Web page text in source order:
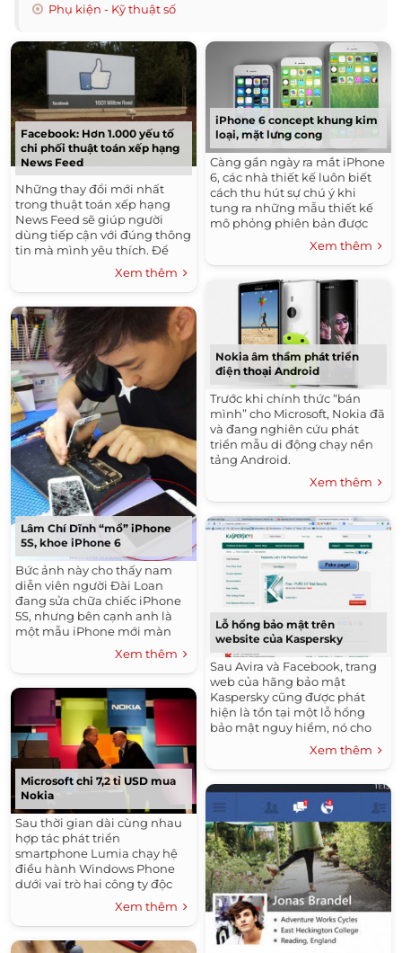
Phụ kiện - Kỹ thuật số
Facebook: Hơn 1.000 yếu tố
chi phối thuật toán xếp hạng
News Feed
Những thay đổi mới nhất
trong thuật toán xếp hạng
News Feed sẽ giúp người
dùng tiếp cận với đúng thông
tin mà mình yêu thích. Để
làm được điều này, thuật toán
sử dụng tới hơn 1.000 yếu tố
khác nhau.
Xem thêm
Lâm Chí Dĩnh “mổ” iPhone
5S, khoe iPhone 6
Bức ảnh này cho thấy nam
diễn viên người Đài Loan
đang sửa chữa chiếc iPhone
5S, nhưng bên cạnh anh là
một mẫu iPhone mới màn
Xem thêm
Microsoft chi 7,2 tỉ USD mua
Nokia
Sau thời gian dài cùng nhau
hợp tác phát triển
smartphone Lumia chạy hệ
điều hành Windows Phone
dưới vai trò hai công ty độc
lập, mới đây hãng Microsoft
đã quyết định chi 7,2 tỉ USD
để mua lại bộ phận thiết bị
của Nokia.
Xem thêm
iPhone 6 concept khung kim
loại, mặt lưng cong
Càng gần ngày ra mắt iPhone
6, các nhà thiết kế luôn biết
cách thu hút sự chú ý khi
tung ra những mẫu thiết kế
mô phỏng phiên bản được
cho là đình đám nhất trong
Xem thêm
Nokia âm thầm phát triển
điện thoại Android
Trước khi chính thức “bán
mình” cho Microsoft, Nokia đã
và đang nghiên cứu phát
triển mẫu di động chạy nền
tảng Android.
Xem thêm
Lỗ hổng bảo mật trên
website của Kaspersky
Sau Avira và Facebook, trang
web của hãng bảo mật
Kaspersky cũng được phát
hiện là tồn tại một lỗ hổng
bảo mật nguy hiểm, nó cho
phép chuyển hướng đường
dẫn từ kaspersky.com tới địa
chỉ bất kỳ do hacker chỉ định.
Xem thêm